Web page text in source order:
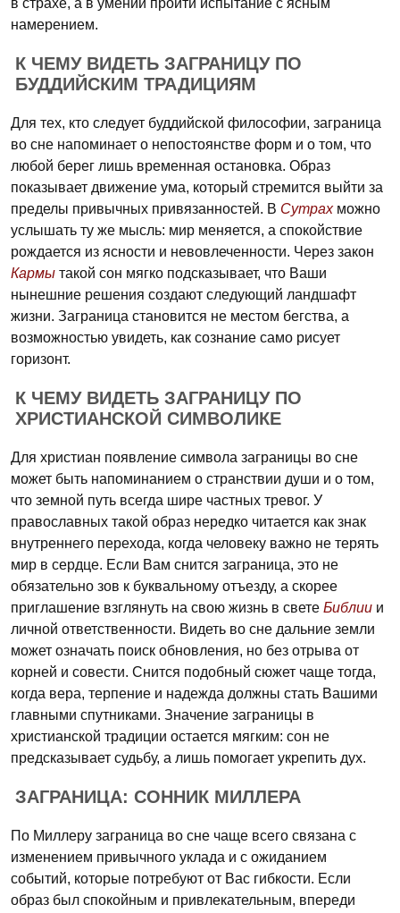
в страхе, а в умении пройти испытание с ясным
намерением.
К ЧЕМУ ВИДЕТЬ ЗАГРАНИЦУ ПО
БУДДИЙСКИМ ТРАДИЦИЯМ
Для тех, кто следует буддийской философии, заграница
во сне напоминает о непостоянстве форм и о том, что
любой берег лишь временная остановка. Образ
показывает движение ума, который стремится выйти за
пределы привычных привязанностей. В Сутрахможно
услышать ту же мысль: мир меняется, а спокойствие
рождается из ясности и невовлеченности. Через закон
Кармы такой сон мягко подсказывает, что Ваши
нынешние решения создают следующий ландшафт
жизни. Заграница становится не местом бегства, а
возможностью увидеть, как сознание само рисует
горизонт.
К ЧЕМУ ВИДЕТЬ ЗАГРАНИЦУ ПО
ХРИСТИАНСКОЙ СИМВОЛИКЕ
Для христиан появление символа заграницы во сне
может быть напоминанием о странствии души и о том,
что земной путь всегда шире частных тревог. У
православных такой образ нередко читается как знак
внутреннего перехода, когда человеку важно не терять
мир в сердце. Если Вам снится заграница, это не
обязательно зов к буквальному отъезду, а скорее
приглашение взглянуть на свою жизнь в свете Библии и
личной ответственности. Видеть во сне дальние земли
может означать поиск обновления, но без отрыва от
корней и совести. Снится подобный сюжет чаще тогда,
когда вера, терпение и надежда должны стать Вашими
главными спутниками. Значение заграницы в
христианской традиции остается мягким: сон не
предсказывает судьбу, а лишь помогает укрепить дух.
ЗАГРАНИЦА: СОННИК МИЛЛЕРА
По Миллеру заграница во сне чаще всего связана с
изменением привычного уклада и с ожиданием
событий, которые потребуют от Вас гибкости. Если
образ был спокойным и привлекательным, впереди